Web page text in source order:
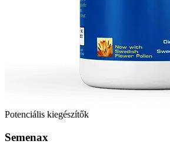
Potenciális kiegészítők
Semenax